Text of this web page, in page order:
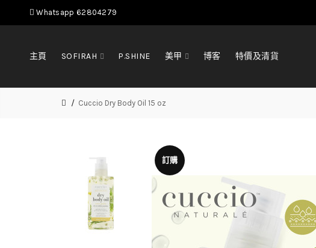
Whatsapp 62804279
主頁 SOFIRAH P.SHINE 美甲 博客 特價及清貨
Cuccio Dry Body Oil 15 oz
訂購